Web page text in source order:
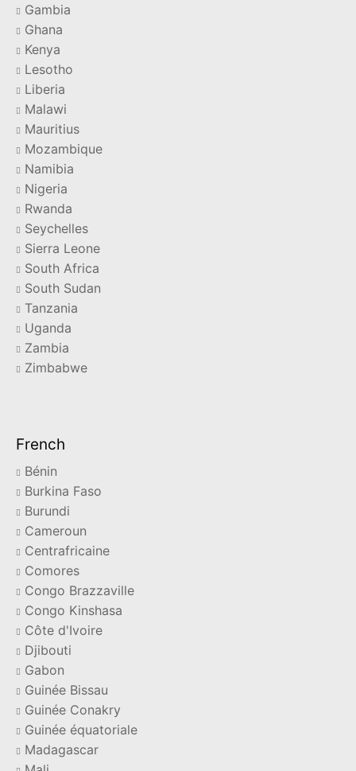
Gambia
Ghana
Kenya
Lesotho
Liberia
Malawi
Mauritius
Mozambique
Namibia
Nigeria
Rwanda
Seychelles
Sierra Leone
South Africa
South Sudan
Tanzania
Uganda
Zambia
Zimbabwe
French
Bénin
Burkina Faso
Burundi
Cameroun
Centrafricaine
Comores
Congo Brazzaville
Congo Kinshasa
Côte d'Ivoire
Djibouti
Gabon
Guinée Bissau
Guinée Conakry
Guinée équatoriale
Madagascar